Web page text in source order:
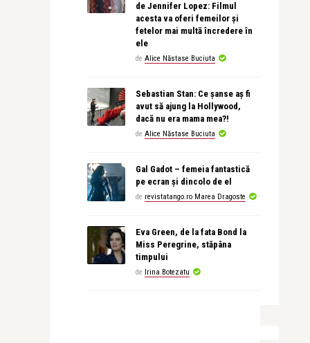
de Jennifer Lopez: Filmul
acesta va oferi femeilor și
fetelor mai multă încredere în
ele
de Alice Năstase Buciuta
Sebastian Stan: Ce șanse aș fi
avut să ajung la Hollywood,
dacă nu era mama mea?!
de Alice Năstase Buciuta
Gal Gadot – femeia fantastică
pe ecran și dincolo de el
de revistatango.ro Marea Dragoste
Eva Green, de la fata Bond la
Miss Peregrine, stăpâna
timpului
de Irina Botezatu